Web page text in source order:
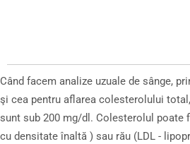
Când facem analize uzuale de sânge,
şi cea pentru aflarea colesterolului
sunt sub 200 mg/dl. Colesterolul poate
cu densitate înaltă ) sau rău (LDL -